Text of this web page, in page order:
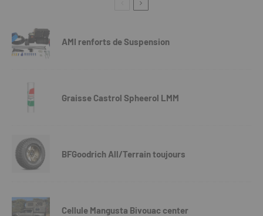
AMI renforts de Suspension
Graisse Castrol Spheerol LMM
BFGoodrich All/Terrain toujours
Cellule Mangusta Bivouac center